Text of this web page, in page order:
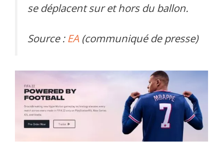
se déplacent sur et hors du ballon.
Source :EA (communiqué de presse)